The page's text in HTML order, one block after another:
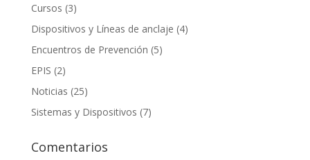
Cursos (3)
Dispositivos y Líneas de anclaje (4)
Encuentros de Prevención (5)
EPIS (2)
Noticias (25)
Sistemas y Dispositivos (7)
Comentarios